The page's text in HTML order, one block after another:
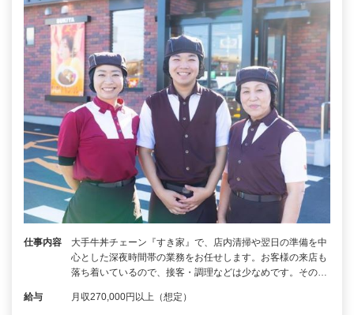
仕事内容
大手牛丼チェーン『すき家』で、店内清掃や翌日の準備を中
心とした深夜時間帯の業務をお任せします。お客様の来店も
落ち着いているので、接客・調理などは少なめです。その…
給与 月収270,000円以上（想定）